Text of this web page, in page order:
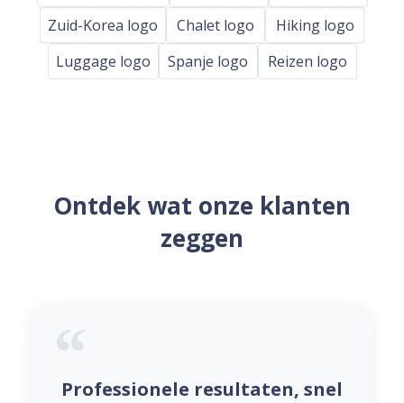
Zuid-Korea logo
Chalet logo
Hiking logo
Luggage logo
Spanje logo Reizen logo
Ontdek wat onze klanten
zeggen
Professionele resultaten, snel